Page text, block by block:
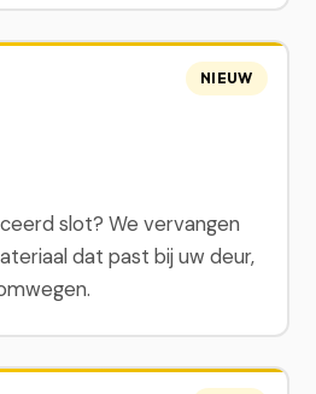
slot? We vervangen
dat past bij uw deur,
NIEUW